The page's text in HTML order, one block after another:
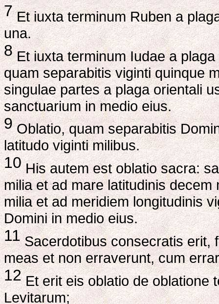
7Et iuxta terminum Ruben a
una.
8Et iuxta terminum Iudae a
quam separabitis viginti quinque
singulae partes a plaga orientali
sanctuarium in medio eius.
9Oblatio, quam separabitis
latitudo viginti milibus.
10His autem est oblatio sacra:
milia et ad mare latitudinis
milia et ad meridiem longitudinis
Domini in medio eius.
11Sacerdotibus consecratis erit,
meas et non erraverunt, cum
12Et erit eis oblatio de oblatione
Levitarum;